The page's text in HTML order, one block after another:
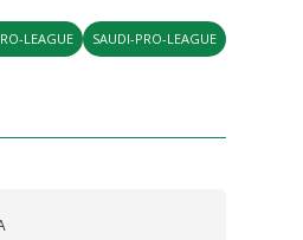
LEAGUE SAUDI-PRO-LEAGUE